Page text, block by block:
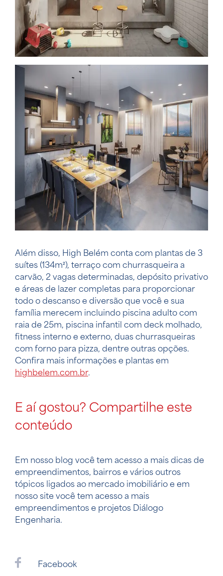
Além disso, High Belém conta com plantas de 3
suítes (134m²), terraço com churrasqueira a
carvão, 2 vagas determinadas, depósito privativo
e áreas de lazer completas para proporcionar
todo o descanso e diversão que você e sua
família merecem incluindo piscina adulto com
raia de 25m, piscina infantil com deck molhado,
fitness interno e externo, duas churrasqueiras
com forno para pizza, dentre outras opções.
Confira mais informações e plantas em
highbelem.com.br.
E aí gostou? Compartilhe este
conteúdo
Em nosso blog você tem acesso a mais dicas de
empreendimentos, bairros e vários outros
tópicos ligados ao mercado imobiliário e em
nosso site você tem acesso a mais
empreendimentos e projetos Diálogo
Engenharia.
Facebook